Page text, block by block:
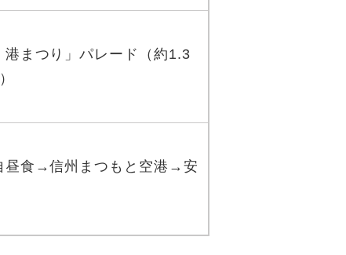
まつり」パレード（約1.3
昼食→信州まつもと空港→安